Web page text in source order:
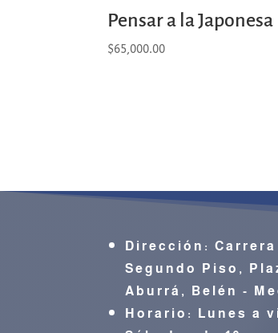
Pensar a la Japonesa
$65,000.00
Dirección:Carrera
Segundo Piso,
Aburrá,
Belén -
Horario: Lunes a